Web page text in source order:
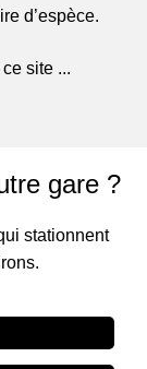
d’espèce.
site ...
gare ?
stationnent